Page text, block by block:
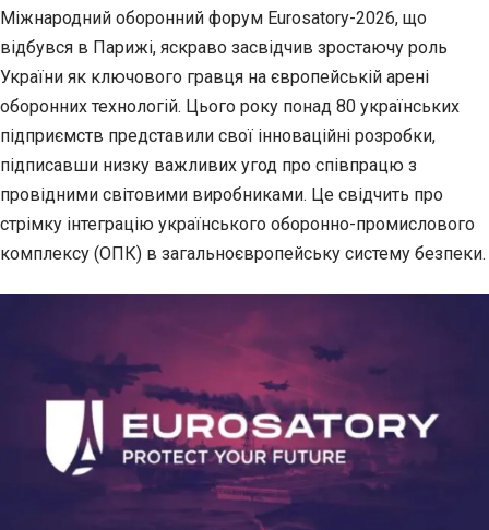
Міжнародний оборонний форум Eurosatory-2026, що
відбувся в Парижі, яскраво засвідчив зростаючу роль
України як ключового гравця на європейській арені
оборонних технологій. Цього року понад 80 українських
підприємств представили свої інноваційні розробки,
підписавши низку важливих угод про співпрацю з
провідними світовими виробниками. Це свідчить про
стрімку інтеграцію українського оборонно-промислового
комплексу (ОПК) в загальноєвропейську систему безпеки.